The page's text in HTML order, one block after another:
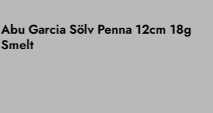
Abu Garcia Sölv Penna 12cm 18g
Smelt